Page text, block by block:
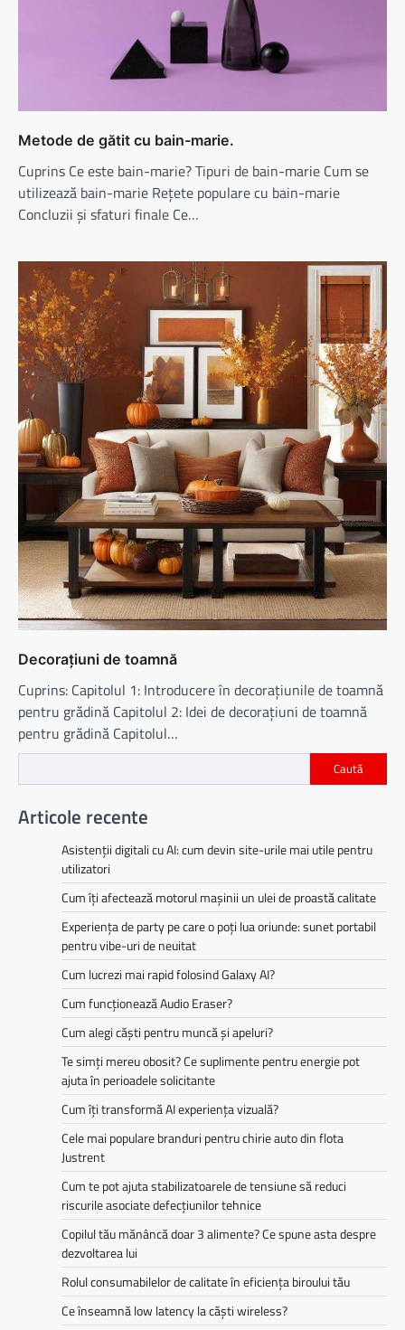
Metode de gătit cu bain-marie.
Cuprins Ce este bain-marie? Tipuri de bain-marie Cum se
utilizează bain-marie Rețete populare cu bain-marie
Concluzii și sfaturi finale Ce…
Decorațiuni de toamnă
Cuprins: Capitolul 1: Introducere în decorațiunile de toamnă
pentru grădină Capitolul 2: Idei de decorațiuni de toamnă
pentru grădină Capitolul…
Caută
Articole recente
Asistenții digitali cu AI: cum devin site-urile mai utile pentru
utilizatori
Cum îți afectează motorul mașinii un ulei de proastă calitate
Experiența de party pe care o poți lua oriunde: sunet portabil
pentru vibe-uri de neuitat
Cum lucrezi mai rapid folosind Galaxy AI?
Cum funcționează Audio Eraser?
Cum alegi căști pentru muncă și apeluri?
Te simți mereu obosit? Ce suplimente pentru energie pot
ajuta în perioadele solicitante
Cum îți transformă AI experiența vizuală?
Cele mai populare branduri pentru chirie auto din flota
Justrent
Cum te pot ajuta stabilizatoarele de tensiune să reduci
riscurile asociate defecțiunilor tehnice
Copilul tău mănâncă doar 3 alimente? Ce spune asta despre
dezvoltarea lui
Rolul consumabilelor de calitate în eficiența biroului tău
Ce înseamnă low latency la căști wireless?